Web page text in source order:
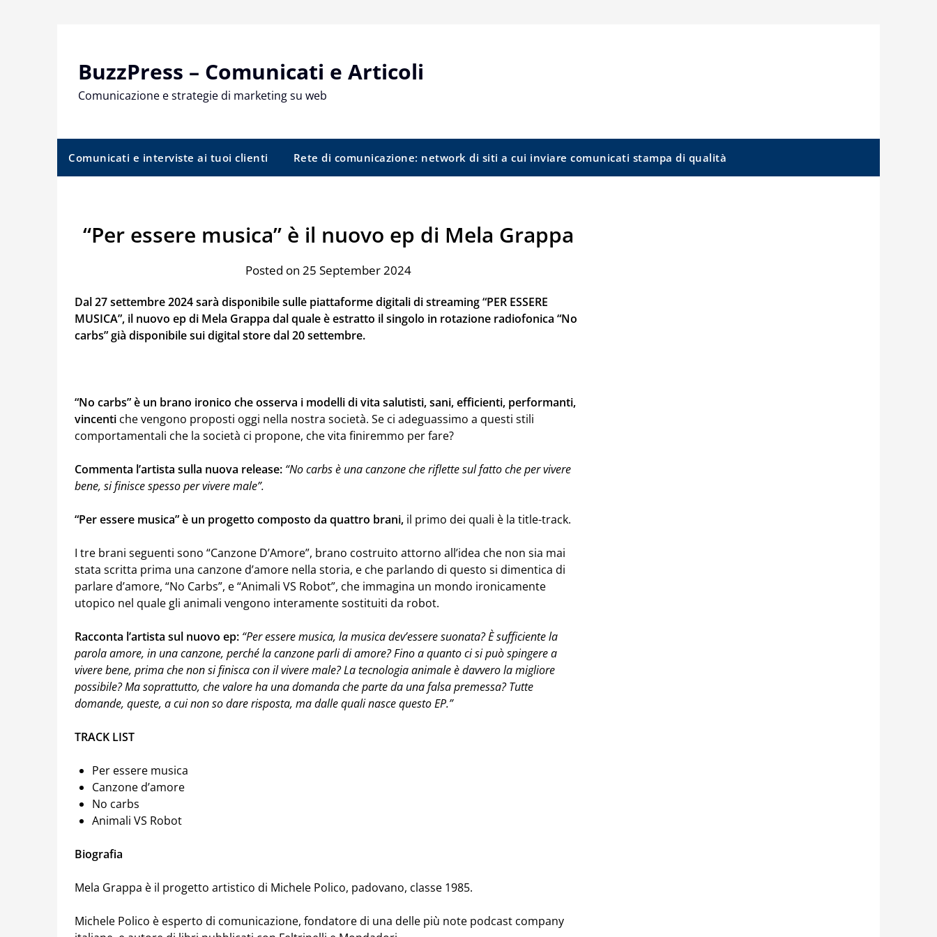
BuzzPress – Comunicati e Articoli
Comunicazione e strategie di marketing su web
Comunicati e interviste ai tuoi clienti Rete di comunicazione: network di siti a cui inviare comunicati stampa di qualità
“Per essere musica” è il nuovo ep di Mela Grappa
Posted on 25 September 2024
Dal 27 settembre 2024 sarà disponibile sulle piattaforme digitali di streaming “PER ESSERE
MUSICA”, il nuovo ep di Mela Grappa dal quale è estratto il singolo in rotazione radiofonica “No
carbs” già disponibile sui digital store dal 20 settembre.
“No carbs” è un brano ironico che osserva i modelli di vita salutisti, sani, efficienti, performanti,
vincenti che vengono proposti oggi nella nostra società. Se ci adeguassimo a questi stili
comportamentali che la società ci propone, che vita finiremmo per fare?
Commenta l’artista sulla nuova release: “No carbs è una canzone che riflette sul fatto che per vivere
bene, si finisce spesso per vivere male”.
“Per essere musica” è un progetto composto da quattro brani, il primo dei quali è la title-track.
I tre brani seguenti sono “Canzone D’Amore”, brano costruito attorno all’idea che non sia mai
stata scritta prima una canzone d’amore nella storia, e che parlando di questo si dimentica di
parlare d’amore, “No Carbs”, e “Animali VS Robot”, che immagina un mondo ironicamente
utopico nel quale gli animali vengono interamente sostituiti da robot.
Racconta l’artista sul nuovo ep: “Per essere musica, la musica dev’essere suonata? È sufficiente la
parola amore, in una canzone, perché la canzone parli di amore? Fino a quanto ci si può spingere a
vivere bene, prima che non si finisca con il vivere male? La tecnologia animale è davvero la migliore
possibile? Ma soprattutto, che valore ha una domanda che parte da una falsa premessa? Tutte
domande, queste, a cui non so dare risposta, ma dalle quali nasce questo EP.”
TRACK LIST
Per essere musica
Canzone d’amore
No carbs
Animali VS Robot
Biografia
Mela Grappa è il progetto artistico di Michele Polico, padovano, classe 1985.
Michele Polico è esperto di comunicazione, fondatore di una delle più note podcast company